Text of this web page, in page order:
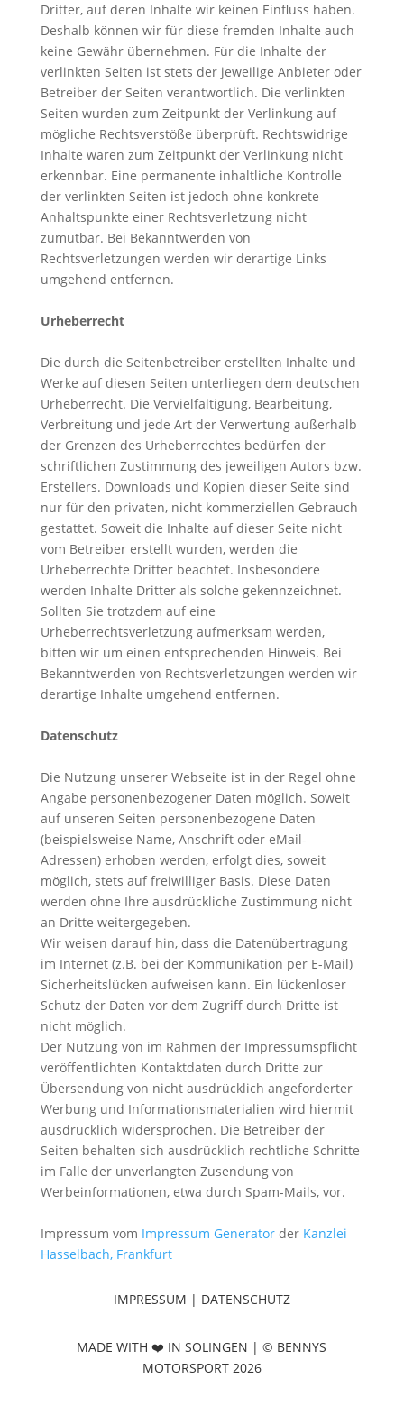
Dritter, auf deren Inhalte wir keinen Einfluss haben.
Deshalb können wir für diese fremden Inhalte auch
keine Gewähr übernehmen. Für die Inhalte der
verlinkten Seiten ist stets der jeweilige Anbieter oder
Betreiber der Seiten verantwortlich. Die verlinkten
Seiten wurden zum Zeitpunkt der Verlinkung auf
mögliche Rechtsverstöße überprüft. Rechtswidrige
Inhalte waren zum Zeitpunkt der Verlinkung nicht
erkennbar. Eine permanente inhaltliche Kontrolle
der verlinkten Seiten ist jedoch ohne konkrete
Anhaltspunkte einer Rechtsverletzung nicht
zumutbar. Bei Bekanntwerden von
Rechtsverletzungen werden wir derartige Links
umgehend entfernen.
Urheberrecht
Die durch die Seitenbetreiber erstellten Inhalte und
Werke auf diesen Seiten unterliegen dem deutschen
Urheberrecht. Die Vervielfältigung, Bearbeitung,
Verbreitung und jede Art der Verwertung außerhalb
der Grenzen des Urheberrechtes bedürfen der
schriftlichen Zustimmung des jeweiligen Autors bzw.
Erstellers. Downloads und Kopien dieser Seite sind
nur für den privaten, nicht kommerziellen Gebrauch
gestattet. Soweit die Inhalte auf dieser Seite nicht
vom Betreiber erstellt wurden, werden die
Urheberrechte Dritter beachtet. Insbesondere
werden Inhalte Dritter als solche gekennzeichnet.
Sollten Sie trotzdem auf eine
Urheberrechtsverletzung aufmerksam werden,
bitten wir um einen entsprechenden Hinweis. Bei
Bekanntwerden von Rechtsverletzungen werden wir
derartige Inhalte umgehend entfernen.
Datenschutz
Die Nutzung unserer Webseite ist in der Regel ohne
Angabe personenbezogener Daten möglich. Soweit
auf unseren Seiten personenbezogene Daten
(beispielsweise Name, Anschrift oder eMail-
Adressen) erhoben werden, erfolgt dies, soweit
möglich, stets auf freiwilliger Basis. Diese Daten
werden ohne Ihre ausdrückliche Zustimmung nicht
an Dritte weitergegeben.
Wir weisen darauf hin, dass die Datenübertragung
im Internet (z.B. bei der Kommunikation per E-Mail)
Sicherheitslücken aufweisen kann. Ein lückenloser
Schutz der Daten vor dem Zugriff durch Dritte ist
nicht möglich.
Der Nutzung von im Rahmen der Impressumspflicht
veröffentlichten Kontaktdaten durch Dritte zur
Übersendung von nicht ausdrücklich angeforderter
Werbung und Informationsmaterialien wird hiermit
ausdrücklich widersprochen. Die Betreiber der
Seiten behalten sich ausdrücklich rechtliche Schritte
im Falle der unverlangten Zusendung von
Werbeinformationen, etwa durch Spam-Mails, vor.
Impressum vom Impressum Generatorder Kanzlei
Hasselbach, Frankfurt
IMPRESSUM | DATENSCHUTZ
MADE WITH ❤️ IN SOLINGEN | © BENNYS
MOTORSPORT 2026